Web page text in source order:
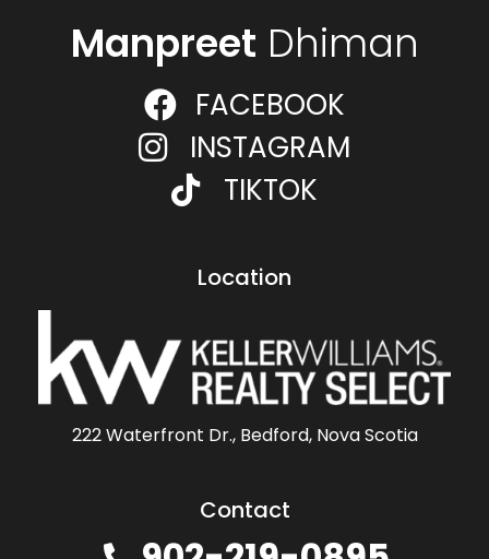
Manpreet Dhiman
FACEBOOK
INSTAGRAM
TIKTOK
Location
222 Waterfront Dr., Bedford, Nova Scotia
Contact